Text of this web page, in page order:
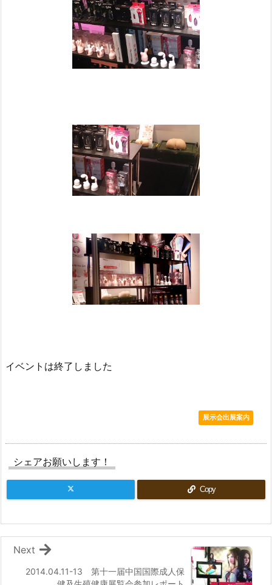
イベントは終了しました
展示会出展案内
シェアお願いします！
Copy
2014.04.11-13 第十一届中国国際成人保
Next